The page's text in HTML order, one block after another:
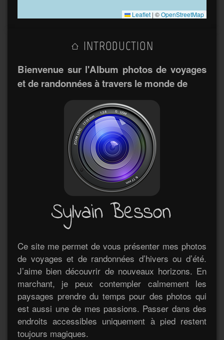
Leaflet | ©OpenStreetMap
INTRODUCTION
Bienvenue sur l'Album photos de voyages
et de randonnées à travers le monde de
Ce site me permet de vous présenter mes photos
de voyages et de randonnées d’hivers ou d’été.
J’aime bien découvrir de nouveaux horizons. En
marchant, je peux contempler calmement les
paysages prendre du temps pour des photos qui
est aussi une de mes passions. Passer dans des
endroits accessibles uniquement à pied restent
toujours magiques.